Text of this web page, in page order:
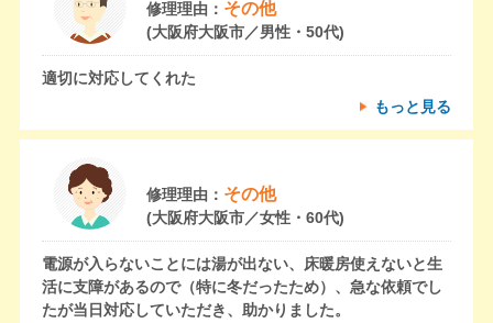
修理理由： その他
(大阪府大阪市／男性・50代)
適切に対応してくれた
もっと見る
修理理由： その他
(大阪府大阪市／女性・60代)
電源が入らないことには湯が出ない、床暖房使えないと生
活に支障があるので（特に冬だったため）、急な依頼でし
たが当日対応していただき、助かりました。